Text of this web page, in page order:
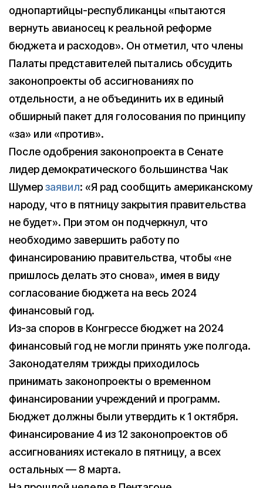
однопартийцы-республиканцы «пытаются
вернуть авианосец к реальной реформе
бюджета и расходов». Он отметил, что члены
Палаты представителей пытались обсудить
законопроекты об ассигнованиях по
отдельности, а не объединить их в единый
обширный пакет для голосования по принципу
«за» или «против».
После одобрения законопроекта в Сенате
лидер демократического большинства Чак
Шумерзаявил: «Я рад сообщить американскому
народу, что в пятницу закрытия правительства
не будет». При этом он подчеркнул, что
необходимо завершить работу по
финансированию правительства, чтобы «не
пришлось делать это снова», имея в виду
согласование бюджета на весь 2024
финансовый год.
Из-за споров в Конгрессе бюджет на 2024
финансовый год не могли принять уже полгода.
Законодателям трижды приходилось
принимать законопроекты о временном
финансировании учреждений и программ.
Бюджет должны были утвердить к 1 октября.
Финансирование 4 из 12 законопроектов об
ассигнованиях истекало в пятницу, а всех
остальных — 8 марта.